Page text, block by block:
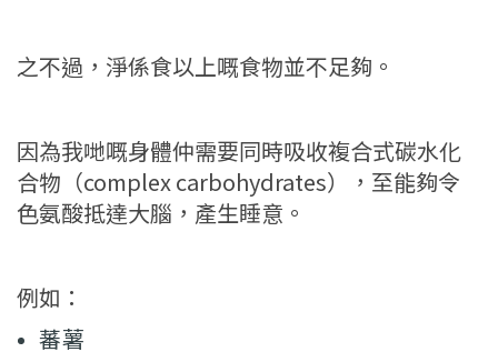
之不過，淨係食以上嘅食物並不足夠。
因為我哋嘅身體仲需要同時吸收複合式碳水化
合物（complex carbohydrates），至能夠令
色氨酸抵達大腦，產生睡意。
例如：
蕃薯